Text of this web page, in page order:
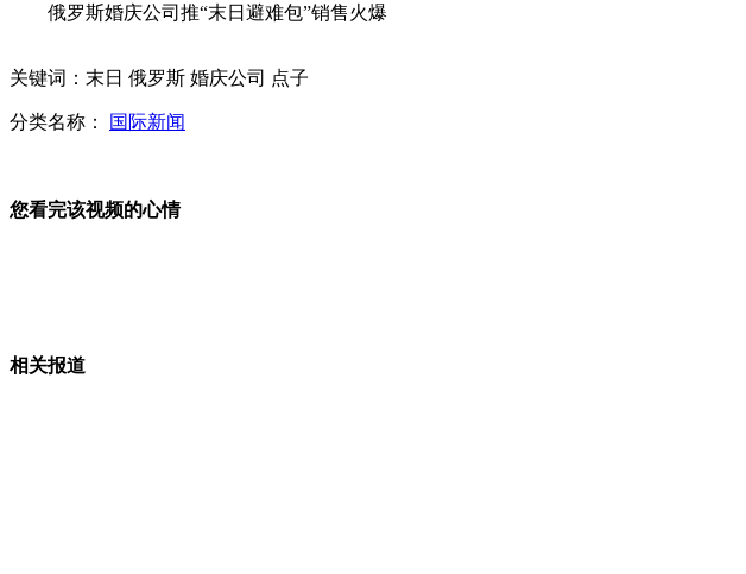
理科生用数学公式写抒情诗
俄罗斯婚庆公司推“末日避难包”销售火爆
关键词：末日 俄罗斯 婚庆公司 点子
分类名称： 国际新闻
您看完该视频的心情
相关报道